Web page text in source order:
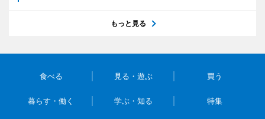
もっと見る
食べる 見る・遊ぶ 買う
暮らす・働く 学ぶ・知る 特集